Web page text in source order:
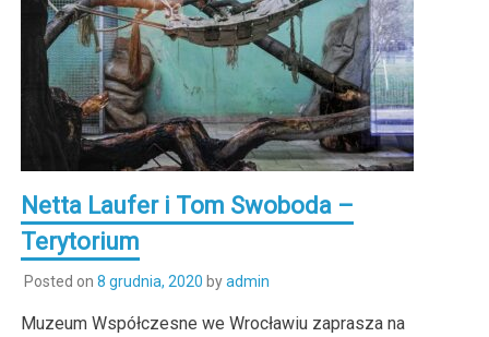
Netta Laufer i Tom Swoboda –
Terytorium
Posted on 8 grudnia, 2020 byadmin
Muzeum Współczesne we Wrocławiu zaprasza na